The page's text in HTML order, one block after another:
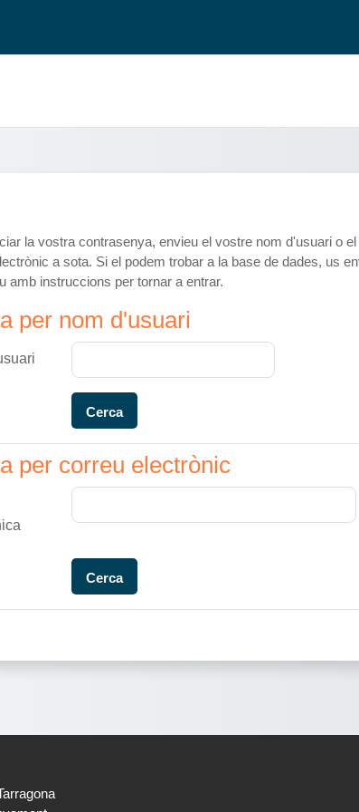
la vostra contrasenya, envieu el vostre nom d'usuari o
a sota. Si el podem trobar a la base de dades, us
amb instruccions per tornar a entrar.
nom d'usuari
per nom d'usuari
correu electrònic
per correu electrònic